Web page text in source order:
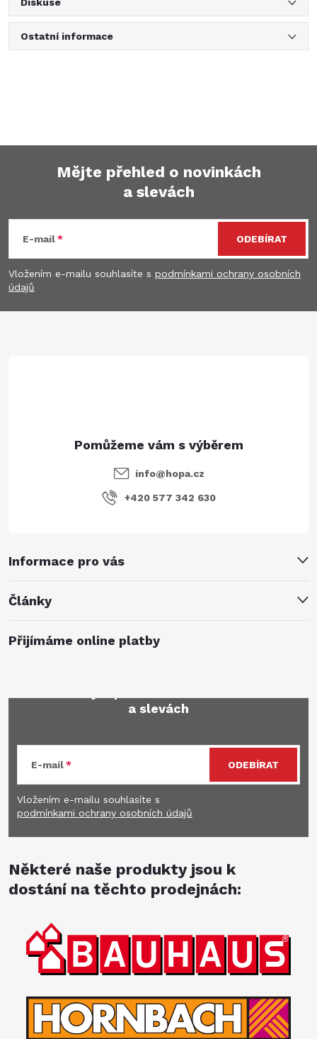
Ostatní informace
p
a
Mějte přehled o novinkách
a slevách
E-mail
Vložením e-mailu souhlasíte s podmínkami ochrany osobních
údajů
ODEBÍRAT
Informace pro vás
Články
info@hopa.cz
+420 577 342 630
Přijímáme online platby
a slevách
E-mail
Vložením e-mailu souhlasíte s
podmínkami ochrany osobních údajů
ODEBÍRAT
Některé naše produkty jsou k
dostání na těchto prodejnách: